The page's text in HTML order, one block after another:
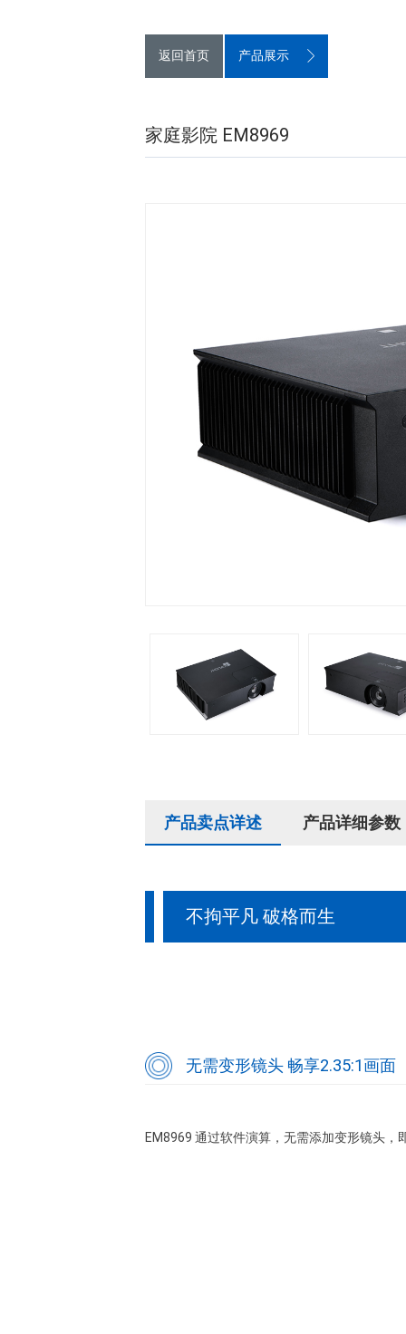
返回首页 产品展示
家庭影院 EM8969
产品卖点详述 产品详细参数
不拘平凡 破格而生
无需变形镜头 畅享2.35:1画面
EM8969 通过软件演算，无需添加变形镜头，